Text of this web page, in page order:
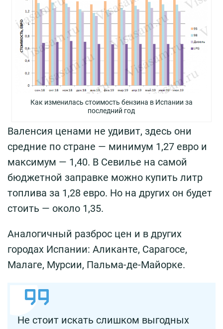
Как изменилась стоимость бензина в Испании за
последний год
Валенсия ценами не удивит, здесь они
средние по стране — минимум 1,27 евро и
максимум — 1,40. В Севилье на самой
бюджетной заправке можно купить литр
топлива за 1,28 евро. Но на других он будет
стоить — около 1,35.
Аналогичный разброс цен и в других
городах Испании: Аликанте, Сарагосе,
Малаге, Мурсии, Пальма-де-Майорке.
Не стоит искать слишком выгодных